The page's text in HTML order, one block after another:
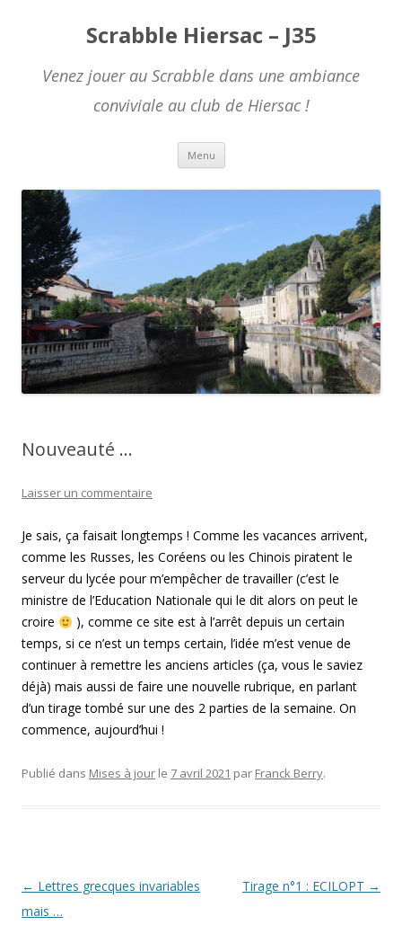
Scrabble Hiersac – J35
Venez jouer au Scrabble dans une ambiance
conviviale au club de Hiersac !
Menu Skip to content
Nouveauté …
Laisser un commentaire
Je sais, ça faisait longtemps ! Comme les vacances arrivent,
comme les Russes, les Coréens ou les Chinois piratent le
serveur du lycée pour m’empêcher de travailler (c’est le
ministre de l’Education Nationale qui le dit alors on peut le
croire
), comme ce site est à l’arrêt depuis un certain
temps, si ce n’est un temps certain, l’idée m’est venue de
continuer à remettre les anciens articles (ça, vous le saviez
déjà) mais aussi de faire une nouvelle rubrique, en parlant
d’un tirage tombé sur une des 2 parties de la semaine. On
commence, aujourd’hui !
Publié dans Mises à jour le 7 avril 2021 par Franck Berry.
Post navigation
← Lettres grecques invariables
mais …
Tirage n°1 : ECILOPT →